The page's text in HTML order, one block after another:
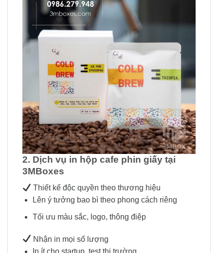
2. Dịch vụ in hộp cafe phin giấy tại
3MBoxes
Thiết kế độc quyền theo thương hiệu
Lên ý tưởng bao bì theo phong cách riêng
Tối ưu màu sắc, logo, thông điệp
Nhận in mọi số lượng
In ít cho startup, test thị trường